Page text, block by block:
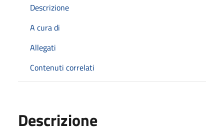
Descrizione
A cura di
Allegati
Contenuti correlati
Descrizione